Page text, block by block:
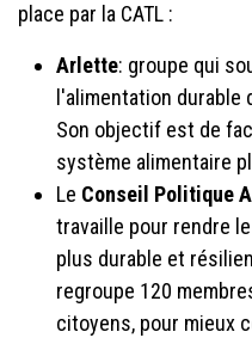
place par la CATL :
Arlette: groupe qui
l'alimentation durable
Son objectif est de
système alimentaire
Le Conseil Politique
travaille pour rendre
plus durable et
regroupe 120
citoyens, pour mieux